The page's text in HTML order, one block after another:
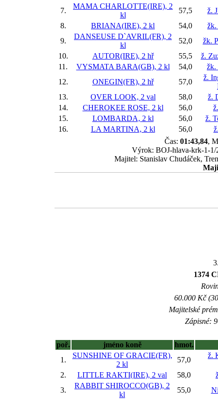
7.
MAMA CHARLOTTE(IRE), 2
kl
57,5
ž.
8.
BRIANA(IRE), 2 kl 54,0
žk.
9.
DANSEUSE D`AVRIL(FR), 2
kl
52,0
žk.
10.
AUTOR(IRE), 2 hř 55,5
ž.
11.
VYSMATA BARA(GB), 2 kl 54,0
žk.
12.
ONEGIN(FR), 2 hř 57,0
ž.
13.
OVER LOOK, 2 val 58,0
ž.
14.
CHEROKEE ROSE, 2 kl 56,0
15.
LOMBARDA, 2 kl 56,0
ž.
16.
LA MARTINA, 2 kl 56,0
Čas: 01:43,84,
Výrok: BOJ-hlava-krk-1-1/
Majitel: Stanislav Chudáček,
1374
60.000 Kč
Majitelské
Zápisné:
poř. jméno koně
hmot.
1.
SUNSHINE OF GRACIE(FR),
2 kl
57,0
ž.
2. LITTLE RAKTI(IRE), 2 val 58,0
3.
RABBIT SHIROCCO(GB), 2
kl
55,0